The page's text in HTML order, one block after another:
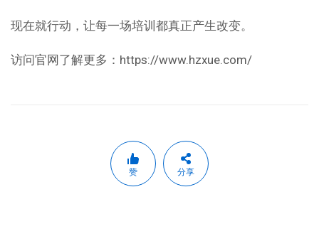
现在就行动，让每一场培训都真正产生改变。
访问官网了解更多：https://www.hzxue.com/
赞 分享